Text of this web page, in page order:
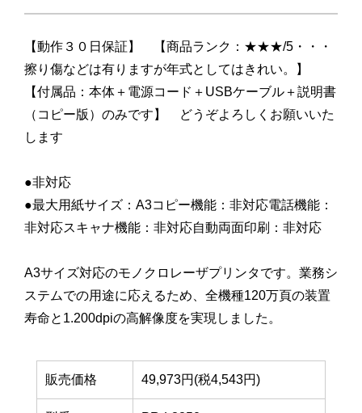
【動作３０日保証】 【商品ランク：★★★/5・・・
擦り傷などは有りますが年式としてはきれい。】
【付属品：本体＋電源コード＋USBケーブル＋説明書
（コピー版）のみです】 どうぞよろしくお願いいた
します
●非対応
●最大用紙サイズ：A3コピー機能：非対応電話機能：
非対応スキャナ機能：非対応自動両面印刷：非対応
A3サイズ対応のモノクロレーザプリンタです。業務シ
ステムでの用途に応えるため、全機種120万頁の装置
寿命と1.200dpiの高解像度を実現しました。
販売価格 49,973円(税4,543円)